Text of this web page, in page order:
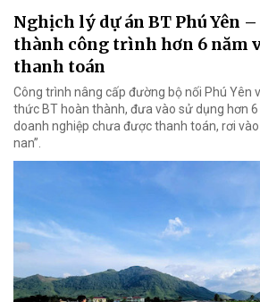
Nghịch lý dự án BT Phú Yên
thành công trình hơn 6 năm
thanh toán
Công trình nâng cấp đường bộ nối Phú Yên
thức BT hoàn thành, đưa vào sử dụng hơn
doanh nghiệp chưa được thanh toán, rơi
nan”.